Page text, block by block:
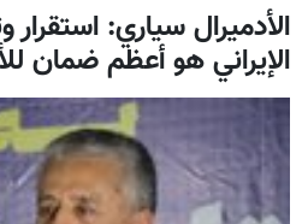
الأدميرال سياري:
الإيراني هو أعظم ضمان